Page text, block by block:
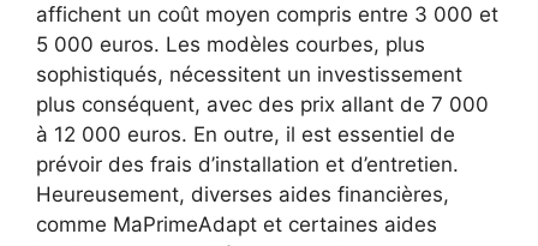
affichent un coût moyen compris entre 3 000 et
5 000 euros. Les modèles courbes, plus
sophistiqués, nécessitent un investissement
plus conséquent, avec des prix allant de 7 000
à 12 000 euros. En outre, il est essentiel de
prévoir des frais d’installation et d’entretien.
Heureusement, diverses aides financières,
comme MaPrimeAdapt et certaines aides